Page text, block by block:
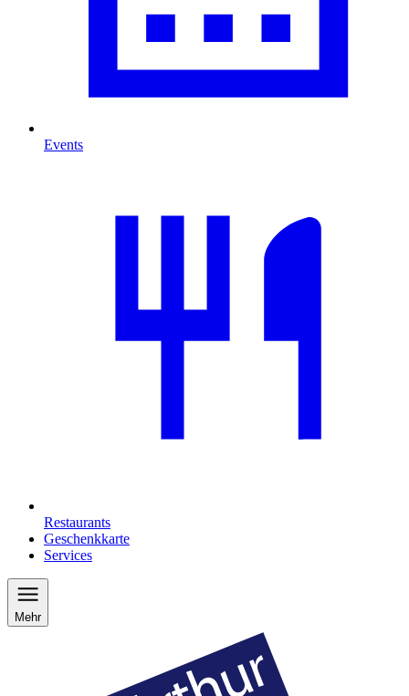
Events
Restaurants
Geschenkkarte
Services
Mehr